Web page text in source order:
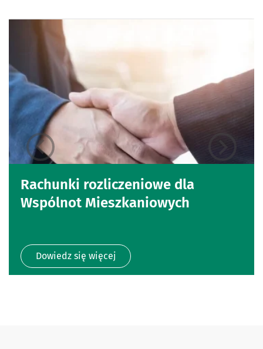
Rachunki rozliczeniowe dla
Wspólnot Mieszkaniowych
Dowiedz się więcej